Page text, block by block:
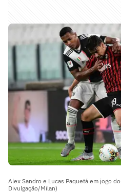
Alex Sandro e Lucas Paquetá em jogo
Divulgação/Milan)